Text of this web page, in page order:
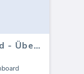
Tiktok Ads Dashboard - Übersicht